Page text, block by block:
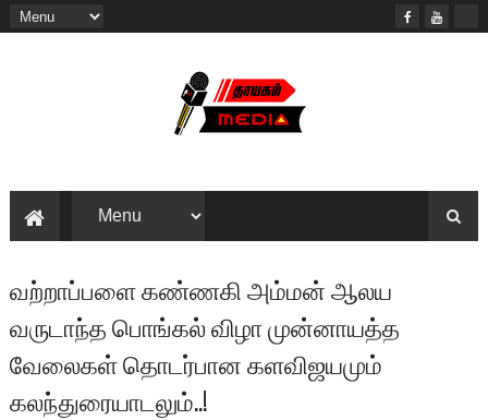
வற்றாப்பளை கண்ணகி அம்மன் ஆலய
வருடாந்த பொங்கல் விழா முன்னாயத்த
வேலைகள் தொடர்பான களவிஜயமும்
கலந்துரையாடலும்..!